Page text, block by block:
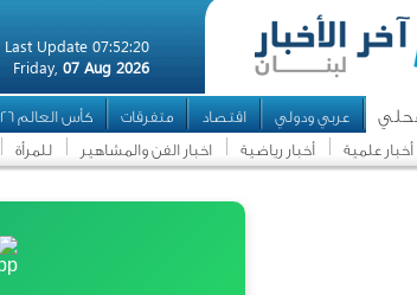
Last Update 07:52:20
Friday, 07 Aug 2026
عربي ودولي اقتصاد متفرقات كأس العالم 2026
أخبار علمية أخبار رياضية اخبار الفن والمشاهير للمرأة